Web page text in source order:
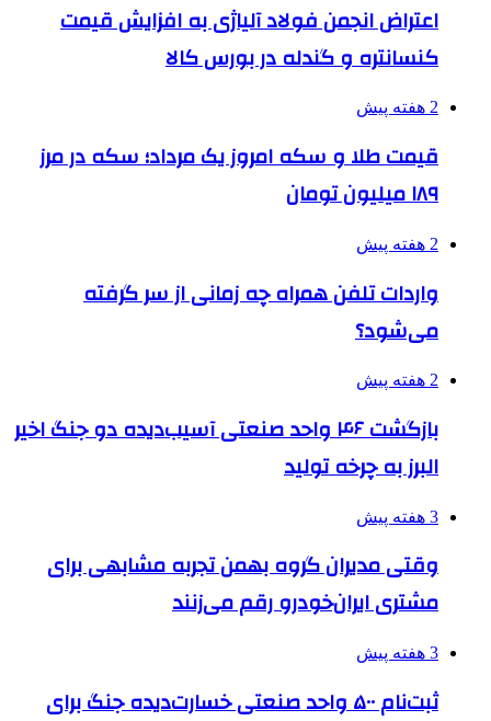
اعتراض انجمن فولاد آلیاژی به افزایش قیمت
کنسانتره و گندله در بورس کالا
2 هفته پیش
قیمت طلا و سکه امروز یک مرداد؛ سکه در مرز
۱۸۹ میلیون تومان
2 هفته پیش
واردات تلفن همراه چه زمانی از سر گرفته
می‌شود؟
2 هفته پیش
بازگشت ۴۶ واحد صنعتی آسیب‌دیده دو جنگ اخیر
البرز به چرخه تولید
3 هفته پیش
وقتی مدیران گروه بهمن تجربه مشابهی برای
مشتری ایران‌خودرو رقم می‌زنند
3 هفته پیش
ثبت‌نام ۵۰۰ واحد صنعتی خسارت‌دیده جنگ برای